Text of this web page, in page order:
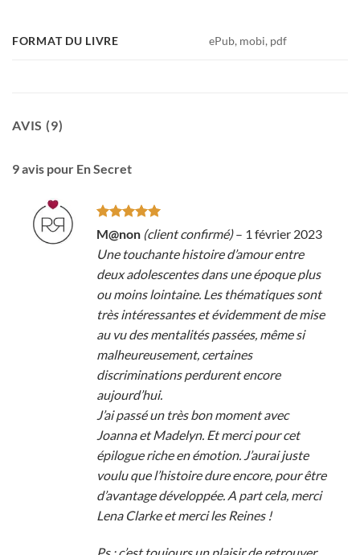
FORMAT DU LIVRE ePub, mobi, pdf
AVIS (9)
9 avis pour En Secret
Note5sur
5
M@non (client confirmé) – 1 février 2023
Une touchante histoire d’amour entre
deux adolescentes dans une époque plus
ou moins lointaine. Les thématiques sont
très intéressantes et évidemment de mise
au vu des mentalités passées, même si
malheureusement, certaines
discriminations perdurent encore
aujourd’hui.
J’ai passé un très bon moment avec
Joanna et Madelyn. Et merci pour cet
épilogue riche en émotion. J’aurai juste
voulu que l’histoire dure encore, pour être
d’avantage développée. A part cela, merci
Lena Clarke et merci les Reines !